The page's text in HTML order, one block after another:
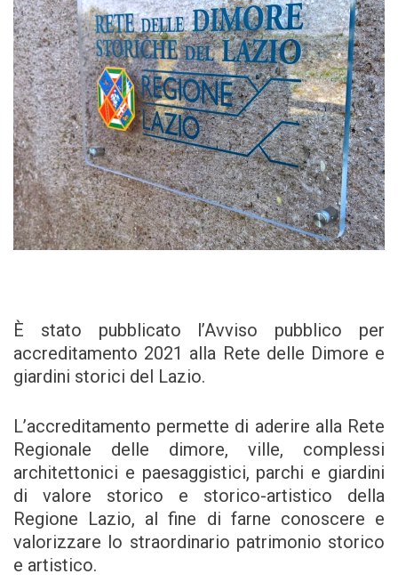
È stato pubblicato l’Avviso pubblico per
accreditamento 2021 alla Rete delle Dimore e
giardini storici del Lazio.
L’accreditamento permette di aderire alla Rete
Regionale delle dimore, ville, complessi
architettonici e paesaggistici, parchi e giardini
di valore storico e storico-artistico della
Regione Lazio, al fine di farne conoscere e
valorizzare lo straordinario patrimonio storico
e artistico.